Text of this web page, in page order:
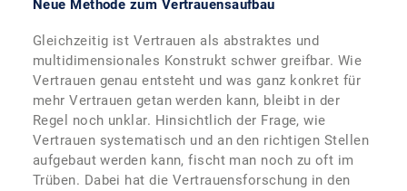
Neue Methode zum Vertrauensaufbau
Gleichzeitig ist Vertrauen als abstraktes und
multidimensionales Konstrukt schwer greifbar. Wie
Vertrauen genau entsteht und was ganz konkret für
mehr Vertrauen getan werden kann, bleibt in der
Regel noch unklar. Hinsichtlich der Frage, wie
Vertrauen systematisch und an den richtigen Stellen
aufgebaut werden kann, fischt man noch zu oft im
Trüben. Dabei hat die Vertrauensforschung in den